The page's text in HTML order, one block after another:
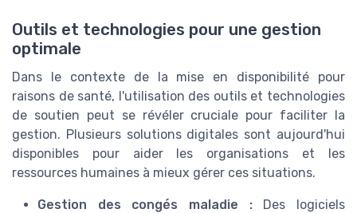
Outils et technologies pour une gestion
optimale
Dans le contexte de la mise en disponibilité pour
raisons de santé, l'utilisation des outils et technologies
de soutien peut se révéler cruciale pour faciliter la
gestion. Plusieurs solutions digitales sont aujourd'hui
disponibles pour aider les organisations et les
ressources humaines à mieux gérer ces situations.
Gestion des congés maladie :Des logiciels